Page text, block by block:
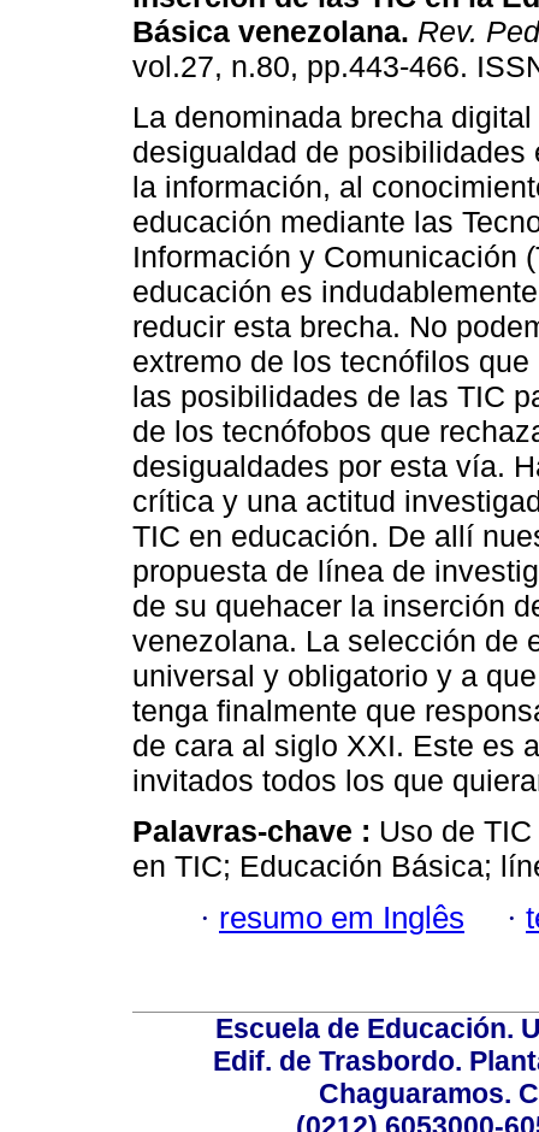
Básica venezolana. Rev. Ped
vol.27, n.80, pp.443-466.
La denominada brecha
desigualdad de posibilidades
la información, al
educación mediante las
Información y Comunicación
educación es
reducir esta brecha. No
extremo de los tecnófilos
las posibilidades de las TIC
de los tecnófobos que
desigualdades por esta vía.
crítica y una actitud
TIC en educación. De allí
propuesta de línea de
de su quehacer la inserción
venezolana. La selección de
universal y obligatorio y a
tenga finalmente que
de cara al siglo XXI. Este es
invitados todos los que
Palavras-chave : Uso de
en TIC; Educación Básica;
· resumo em Inglês ·
Escuela de Educación.
Edif. de Trasbordo.
Chaguaramos.